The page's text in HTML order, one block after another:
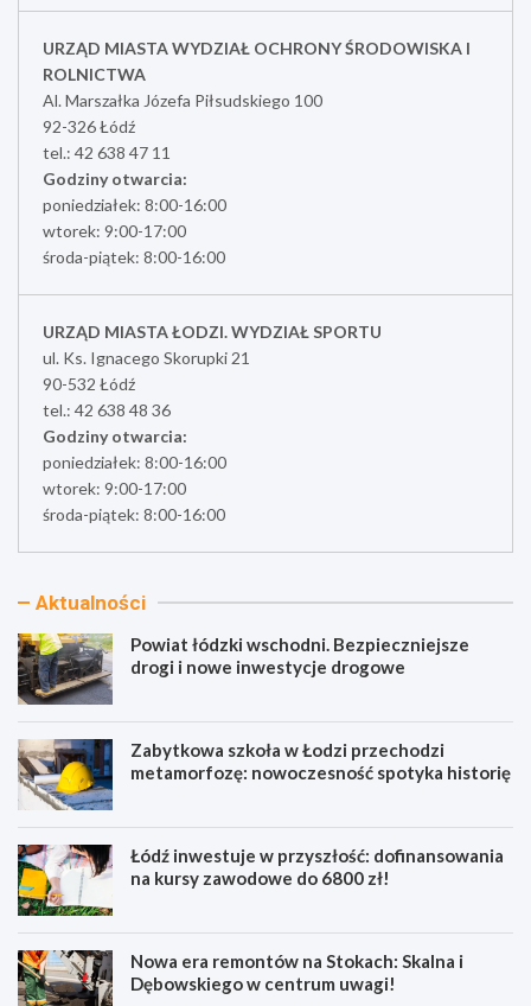
URZĄD MIASTA WYDZIAŁ OCHRONY ŚRODOWISKA I
ROLNICTWA
Al. Marszałka Józefa Piłsudskiego 100
92-326 Łódź
tel.: 42 638 47 11
Godziny otwarcia:
poniedziałek: 8:00-16:00
wtorek: 9:00-17:00
środa-piątek: 8:00-16:00
URZĄD MIASTA ŁODZI. WYDZIAŁ SPORTU
ul. Ks. Ignacego Skorupki 21
90-532 Łódź
tel.: 42 638 48 36
Godziny otwarcia:
poniedziałek: 8:00-16:00
wtorek: 9:00-17:00
środa-piątek: 8:00-16:00
Aktualności
Powiat łódzki wschodni. Bezpieczniejsze
drogi i nowe inwestycje drogowe
Zabytkowa szkoła w Łodzi przechodzi
metamorfozę: nowoczesność spotyka historię
Łódź inwestuje w przyszłość: dofinansowania
na kursy zawodowe do 6800 zł!
Nowa era remontów na Stokach: Skalna i
Dębowskiego w centrum uwagi!